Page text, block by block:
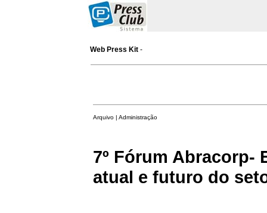
Web Press Kit -
Arquivo | Administração
7º Fórum Abracorp-
atual e futuro do